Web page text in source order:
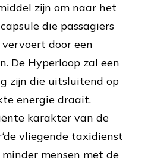
zijn om naar het
die passagiers
door een
De Hyperloop zal een
zijn die uitsluitend op
energie draait.
karakter van de
‘de vliegende taxidienst
mensen met de